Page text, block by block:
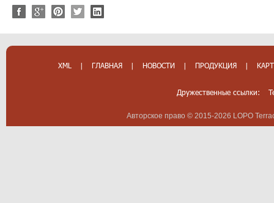
XML | ГЛАВНАЯ | НОВОСТИ | ПРОДУКЦИЯ |
Дружественные ссылки:
Авторское право © 2015-2026 LOPO